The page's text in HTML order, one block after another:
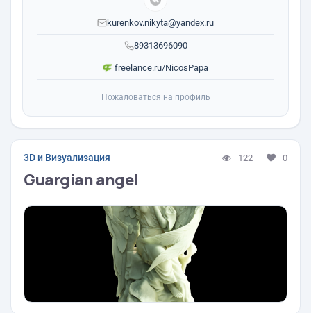
89313696090
kurenkov.nikyta@yandex.ru
freelance.ru/NicosPapa
Пожаловаться на профиль
3D и Визуализация 122 0
Guargian angel